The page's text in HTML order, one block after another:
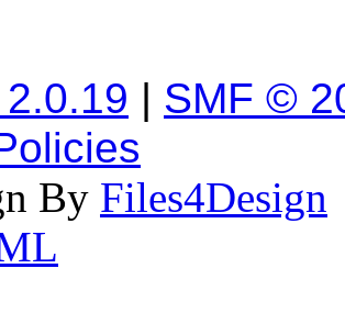
| SMF ©
By Files4Design